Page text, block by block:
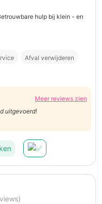
hulp bij klein - en
Afval verwijderen
Meer reviews zien
uitgevoerd!